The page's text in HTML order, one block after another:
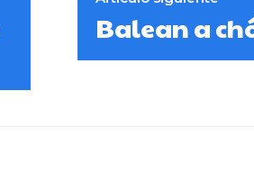
Balean a